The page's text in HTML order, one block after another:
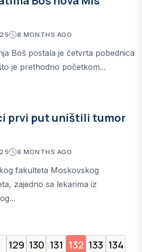
8 MONTHS AGO
Boš postala je četvrta pobednica
je prethodno početkom...
prvi put uništili tumor
8 MONTHS AGO
fakulteta Moskovskog
zajedno sa lekarima iz
129 130 131 132 133 134